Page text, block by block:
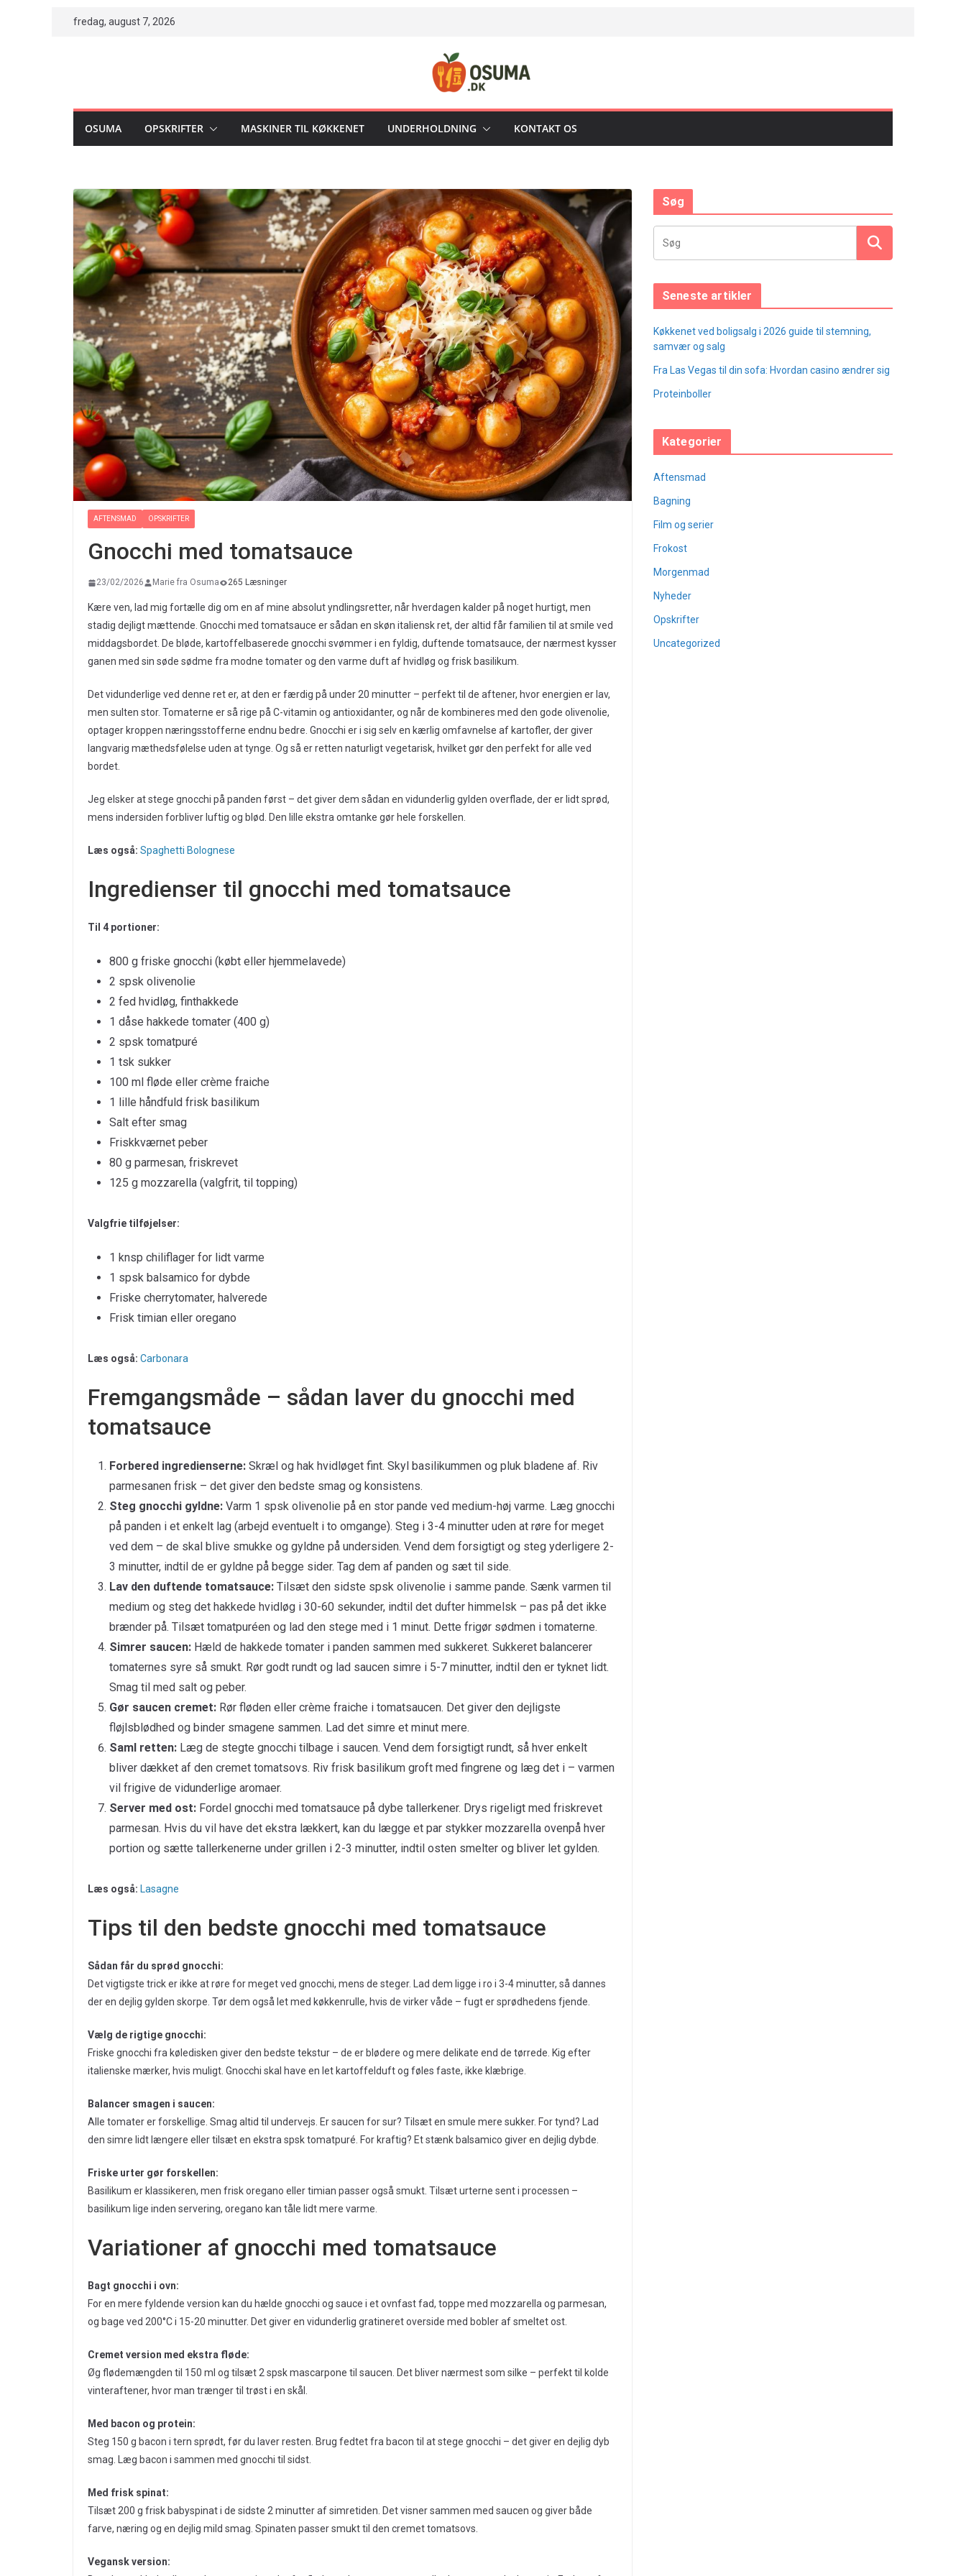
fredag, august 7, 2026
OSUMA OPSKRIFTER MASKINER TIL KØKKENET UNDERHOLDNING KONTAKT OS
AFTENSMAD OPSKRIFTER
Gnocchi med tomatsauce
23/02/2026 Marie fra Osuma 265 Læsninger
Kære ven, lad mig fortælle dig om en af mine absolut yndlingsretter, når hverdagen kalder på noget hurtigt, men
stadig dejligt mættende. Gnocchi med tomatsauce er sådan en skøn italiensk ret, der altid får familien til at smile ved
middagsbordet. De bløde, kartoffelbaserede gnocchi svømmer i en fyldig, duftende tomatsauce, der nærmest kysser
ganen med sin søde sødme fra modne tomater og den varme duft af hvidløg og frisk basilikum.
Det vidunderlige ved denne ret er, at den er færdig på under 20 minutter – perfekt til de aftener, hvor energien er lav,
men sulten stor. Tomaterne er så rige på C-vitamin og antioxidanter, og når de kombineres med den gode olivenolie,
optager kroppen næringsstofferne endnu bedre. Gnocchi er i sig selv en kærlig omfavnelse af kartofler, der giver
langvarig mæthedsfølelse uden at tynge. Og så er retten naturligt vegetarisk, hvilket gør den perfekt for alle ved
bordet.
Jeg elsker at stege gnocchi på panden først – det giver dem sådan en vidunderlig gylden overflade, der er lidt sprød,
mens indersiden forbliver luftig og blød. Den lille ekstra omtanke gør hele forskellen.
Læs også: Spaghetti Bolognese
Ingredienser til gnocchi med tomatsauce
Til 4 portioner:
800 g friske gnocchi (købt eller hjemmelavede)
2 spsk olivenolie
2 fed hvidløg, finthakkede
1 dåse hakkede tomater (400 g)
2 spsk tomatpuré
1 tsk sukker
100 ml fløde eller crème fraiche
1 lille håndfuld frisk basilikum
Salt efter smag
Friskkværnet peber
80 g parmesan, friskrevet
125 g mozzarella (valgfrit, til topping)
Valgfrie tilføjelser:
1 knsp chiliflager for lidt varme
1 spsk balsamico for dybde
Friske cherrytomater, halverede
Frisk timian eller oregano
Læs også: Carbonara
Fremgangsmåde – sådan laver du gnocchi med
tomatsauce
Forbered ingredienserne: Skræl og hak hvidløget fint. Skyl basilikummen og pluk bladene af. Riv
parmesanen frisk – det giver den bedste smag og konsistens.
Steg gnocchi gyldne: Varm 1 spsk olivenolie på en stor pande ved medium-høj varme. Læg gnocchi
på panden i et enkelt lag (arbejd eventuelt i to omgange). Steg i 3-4 minutter uden at røre for meget
ved dem – de skal blive smukke og gyldne på undersiden. Vend dem forsigtigt og steg yderligere 2-
3 minutter, indtil de er gyldne på begge sider. Tag dem af panden og sæt til side.
Lav den duftende tomatsauce: Tilsæt den sidste spsk olivenolie i samme pande. Sænk varmen til
medium og steg det hakkede hvidløg i 30-60 sekunder, indtil det dufter himmelsk – pas på det ikke
brænder på. Tilsæt tomatpuréen og lad den stege med i 1 minut. Dette frigør sødmen i tomaterne.
Simrer saucen: Hæld de hakkede tomater i panden sammen med sukkeret. Sukkeret balancerer
tomaternes syre så smukt. Rør godt rundt og lad saucen simre i 5-7 minutter, indtil den er tyknet lidt.
Smag til med salt og peber.
Gør saucen cremet: Rør fløden eller crème fraiche i tomatsaucen. Det giver den dejligste
fløjlsblødhed og binder smagene sammen. Lad det simre et minut mere.
Saml retten: Læg de stegte gnocchi tilbage i saucen. Vend dem forsigtigt rundt, så hver enkelt
bliver dækket af den cremet tomatsovs. Riv frisk basilikum groft med fingrene og læg det i – varmen
vil frigive de vidunderlige aromaer.
Server med ost: Fordel gnocchi med tomatsauce på dybe tallerkener. Drys rigeligt med friskrevet
parmesan. Hvis du vil have det ekstra lækkert, kan du lægge et par stykker mozzarella ovenpå hver
portion og sætte tallerkenerne under grillen i 2-3 minutter, indtil osten smelter og bliver let gylden.
Læs også: Lasagne
Tips til den bedste gnocchi med tomatsauce
Sådan får du sprød gnocchi:
Det vigtigste trick er ikke at røre for meget ved gnocchi, mens de steger. Lad dem ligge i ro i 3-4 minutter, så dannes
der en dejlig gylden skorpe. Tør dem også let med køkkenrulle, hvis de virker våde – fugt er sprødhedens fjende.
Vælg de rigtige gnocchi:
Friske gnocchi fra køledisken giver den bedste tekstur – de er blødere og mere delikate end de tørrede. Kig efter
italienske mærker, hvis muligt. Gnocchi skal have en let kartoffelduft og føles faste, ikke klæbrige.
Balancer smagen i saucen:
Alle tomater er forskellige. Smag altid til undervejs. Er saucen for sur? Tilsæt en smule mere sukker. For tynd? Lad
den simre lidt længere eller tilsæt en ekstra spsk tomatpuré. For kraftig? Et stænk balsamico giver en dejlig dybde.
Friske urter gør forskellen:
Basilikum er klassikeren, men frisk oregano eller timian passer også smukt. Tilsæt urterne sent i processen –
basilikum lige inden servering, oregano kan tåle lidt mere varme.
Variationer af gnocchi med tomatsauce
Bagt gnocchi i ovn:
For en mere fyldende version kan du hælde gnocchi og sauce i et ovnfast fad, toppe med mozzarella og parmesan,
og bage ved 200°C i 15-20 minutter. Det giver en vidunderlig gratineret overside med bobler af smeltet ost.
Cremet version med ekstra fløde:
Øg flødemængden til 150 ml og tilsæt 2 spsk mascarpone til saucen. Det bliver nærmest som silke – perfekt til kolde
vinteraftener, hvor man trænger til trøst i en skål.
Med bacon og protein:
Steg 150 g bacon i tern sprødt, før du laver resten. Brug fedtet fra bacon til at stege gnocchi – det giver en dejlig dyb
smag. Læg bacon i sammen med gnocchi til sidst.
Med frisk spinat:
Tilsæt 200 g frisk babyspinat i de sidste 2 minutter af simretiden. Det visner sammen med saucen og giver både
farve, næring og en dejlig mild smag. Spinaten passer smukt til den cremet tomatsovs.
Vegansk version:
Søg
Seneste artikler
Køkkenet ved boligsalg i 2026 guide til stemning,
samvær og salg
Fra Las Vegas til din sofa: Hvordan casino ændrer sig
Proteinboller
Kategorier
Aftensmad
Bagning
Film og serier
Frokost
Morgenmad
Nyheder
Opskrifter
Uncategorized